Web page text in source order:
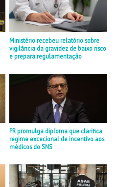
Ministério recebeu relatório sobre
vigilância da gravidez de baixo risco
e prepara regulamentação
PR promulga diploma que clarifica
regime excecional de incentivo aos
médicos do SNS